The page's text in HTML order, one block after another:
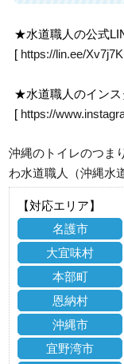
★水道職人の公式
[ https://lin.ee/
★水道職人のインス
[ https://
沖縄のトイレのつま
わ水道職人（沖縄水
【対応エリア】
名護市
大宜味村
本部町
恩納村
沖縄市
宜野湾市